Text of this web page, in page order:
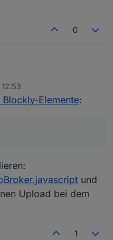
0
was ich manuell
echt ein totaler Neuling
12:53
Elemente:
und
Upload bei dem
1